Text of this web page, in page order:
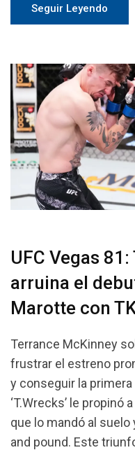
Seguir Leyendo
UFC Vegas
arruina el
Marotte con
Terrance McKinney
frustrar el estreno
y conseguir la primera
‘T.Wrecks’ le propinó
que lo mandó al
and pound. Este